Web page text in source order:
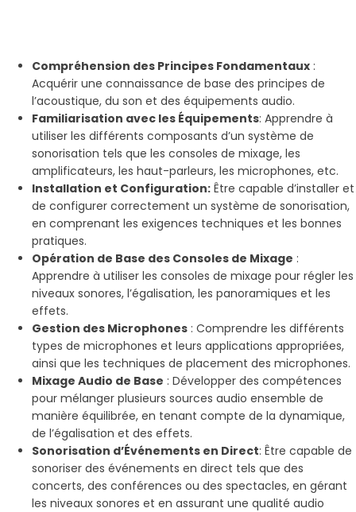
Compréhension des Principes Fondamentaux :
Acquérir une connaissance de base des principes de
l’acoustique, du son et des équipements audio.
Familiarisation avec les Équipements: Apprendre à
utiliser les différents composants d’un système de
sonorisation tels que les consoles de mixage, les
amplificateurs, les haut-parleurs, les microphones, etc.
Installation et Configuration: Être capable d’installer et
de configurer correctement un système de sonorisation,
en comprenant les exigences techniques et les bonnes
pratiques.
Opération de Base des Consoles de Mixage :
Apprendre à utiliser les consoles de mixage pour régler les
niveaux sonores, l’égalisation, les panoramiques et les
effets.
Gestion des Microphones : Comprendre les différents
types de microphones et leurs applications appropriées,
ainsi que les techniques de placement des microphones.
Mixage Audio de Base : Développer des compétences
pour mélanger plusieurs sources audio ensemble de
manière équilibrée, en tenant compte de la dynamique,
de l’égalisation et des effets.
Sonorisation d’Événements en Direct: Être capable de
sonoriser des événements en direct tels que des
concerts, des conférences ou des spectacles, en gérant
les niveaux sonores et en assurant une qualité audio